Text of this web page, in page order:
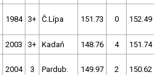
1984 3+ Č.Lípa 151.73 0 152.49
2003 3+ Kadaň 148.76 4 151.74
2004 3 Pardub. 149.97 2 150.62